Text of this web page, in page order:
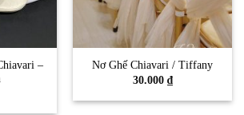
–
Nơ Ghế Chiavari / Tiffany
30.000 ₫